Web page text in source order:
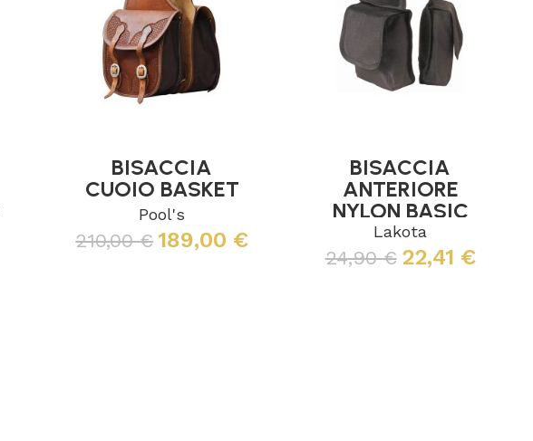
BISACCIA
CUOIO BASKET
Pool's
210,00€ 189,00 €
BISACCIA
ANTERIORE
NYLON BASIC
Lakota
24,90€ 22,41 €